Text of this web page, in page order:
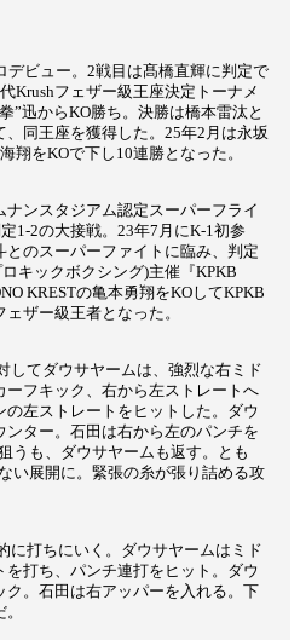
デビュー。2戦目は髙橋直輝に判定で
Krushフェザー級王座決定トーナメ
”迅からKO勝ち。決勝は橋本雷汰と
同王座を獲得した。25年2月は永坂
翔をKOで下し10連勝となった。
ンスタジアム認定スーパーフライ
1-2の大接戦。23年7月にK-1初参
のスーパーファイトに臨み、判定
キックボクシング)主催『KPKB
KRESTの亀本勇翔をKOしてKPKB
ザー級王者となった。
してダウサヤームは、強烈な右ミド
ーフキック、右から左ストレートへ
左ストレートをヒットした。ダウ
ター。石田は右から左のパンチを
うも、ダウサヤームも返す。とも
い展開に。緊張の糸が張り詰める攻
に打ちにいく。ダウサヤームはミド
打ち、パンチ連打をヒット。ダウ
。石田は右アッパーを入れる。下